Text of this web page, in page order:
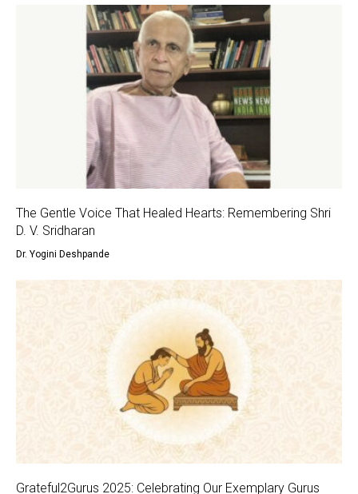
The Gentle Voice That Healed Hearts: Remembering Shri
D. V. Sridharan
Dr. Yogini Deshpande
Grateful2Gurus 2025: Celebrating Our Exemplary Gurus